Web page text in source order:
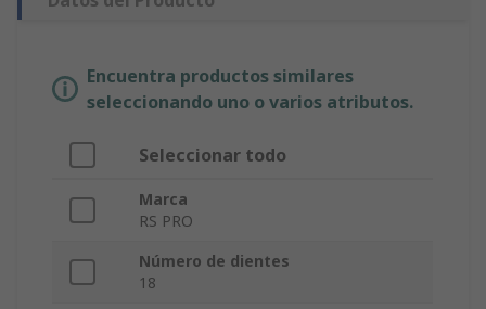
Encuentra productos similares
seleccionando uno o varios atributos.
Seleccionar todo
Marca
RS PRO
Número de dientes
18